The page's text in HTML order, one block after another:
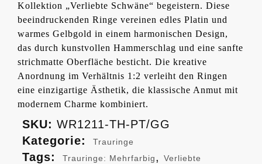
Kollektion „Verliebte Schwäne“ begeistern. Diese
beeindruckenden Ringe vereinen edles Platin und
warmes Gelbgold in einem harmonischen Design,
das durch kunstvollen Hammerschlag und eine sanfte
strichmatte Oberfläche besticht. Die kreative
Anordnung im Verhältnis 1:2 verleiht den Ringen
eine einzigartige Ästhetik, die klassische Anmut mit
modernem Charme kombiniert.
SKU: WR1211-TH-PT/GG
Kategorie:
Trauringe
Tags: Trauringe: Mehrfarbig,
Verliebte